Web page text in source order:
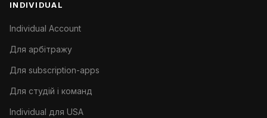
INDIVIDUAL
Individual Account
Для арбітражу
Для subscription-apps
Для студій і команд
Individual для USA